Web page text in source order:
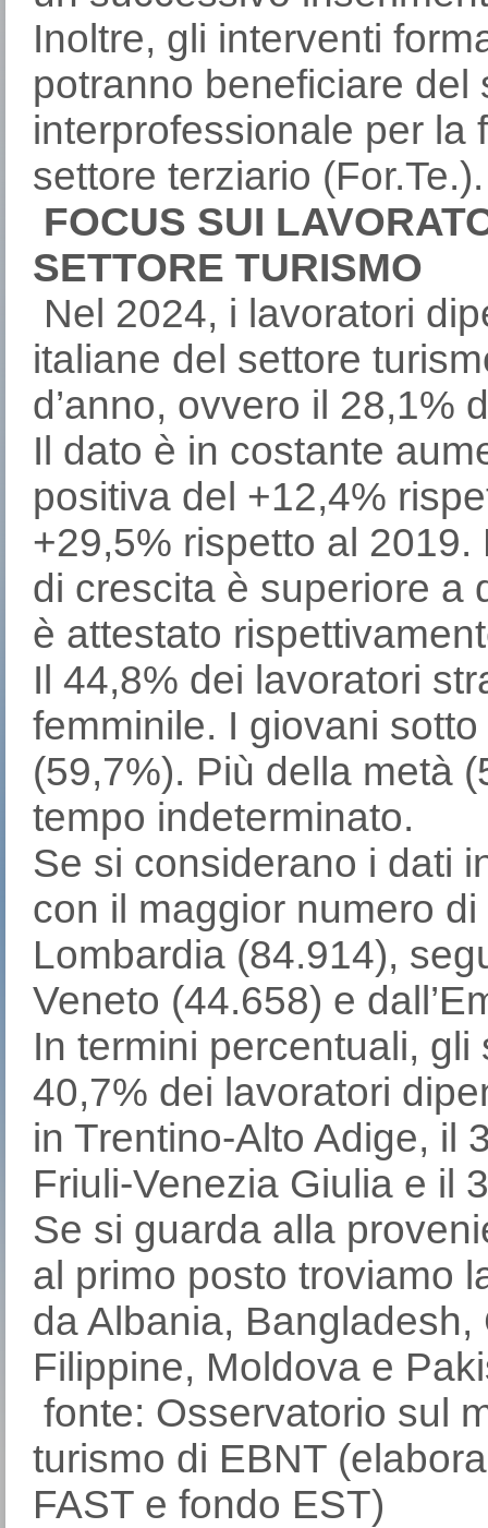
Inoltre, gli interventi
potranno beneficiare del
interprofessionale per la
settore terziario (For.Te.).
FOCUS SUI
SETTORE TURISMO
Nel 2024, i lavoratori
italiane del settore
d’anno, ovvero il 28,1%
Il dato è in costante
positiva del +12,4%
+29,5% rispetto al
di crescita è superiore a
è attestato
Il 44,8% dei lavoratori
femminile. I giovani
(59,7%). Più della metà
tempo indeterminato.
Se si considerano i dati
con il maggior numero
Lombardia (84.914),
Veneto (44.658) e
In termini percentuali,
40,7% dei lavoratori
in Trentino-Alto Adige, il
Friuli-Venezia Giulia e il
Se si guarda alla
al primo posto troviamo
da Albania,
Filippine, Moldova e
fonte: Osservatorio sul
turismo di EBNT
FAST e fondo EST)